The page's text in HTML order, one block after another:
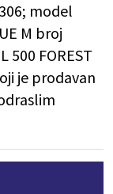
model
M broj
500 FOREST
je prodavan